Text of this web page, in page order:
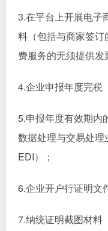
3.在平台上开展电子
料（包括与商家签
费服务的无须提供发
4.企业申报年度完税
5.申报年度有效期内
数据处理与交易处理
EDI）；
6.企业开户行证明文
7.纳统证明截图材料